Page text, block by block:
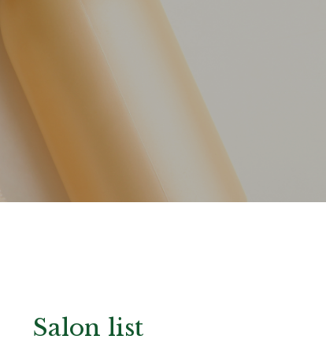
Salon list